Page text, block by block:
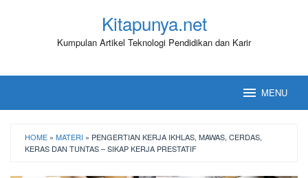
Kitapunya.net
Kumpulan Artikel Teknologi Pendidikan dan Karir
MENU
HOME » MATERI » PENGERTIAN KERJA IKHLAS, MAWAS, CERDAS,
KERAS DAN TUNTAS – SIKAP KERJA PRESTATIF